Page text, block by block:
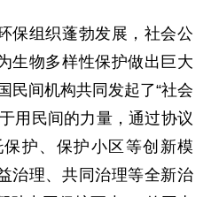
组织蓬勃发展，社会公
生物多样性保护做出巨大
民间机构共同发起了“社会
用民间的力量，通过协议
护、保护小区等创新模
治理、共同治理等全新治